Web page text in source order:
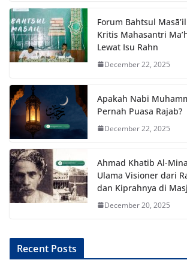
Forum Bahtsul
Kritis Mahasantri
Lewat Isu Rahn
December 22, 2025
Apakah Nabi
Pernah Puasa Rajab?
December 22, 2025
Ahmad Khatib Al-
Ulama Visioner dari
dan Kiprahnya di
December 20, 2025
Recent Posts